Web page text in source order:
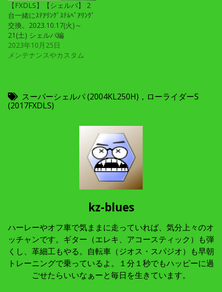
【FXDLS】【シェルパ】 2
台一緒にｽﾃｱﾘﾝｸﾞｽﾃﾑﾍﾞｱﾘﾝｸﾞ
交換。2023.10.17(火)～
21(土) シェルパ編
2023年10月25日
メンテナンスやカスタム
スーパーシェルパ (2004KL250H)，ローライダーS
(2017FXDLS)
kz-blues
ハーレーやオフ車で気ままに走っていれば、気分上々のオ
ッチャンです。ギター（エレキ、アコースティック）も弾
くし、革細工もやる。自転車（ジオス・スパジオ）も早朝
トレーニングで乗っているよ。１分１秒でもハッピーに過
ごせたらいいなぁーと毎日を生きています。